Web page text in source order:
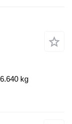
kg